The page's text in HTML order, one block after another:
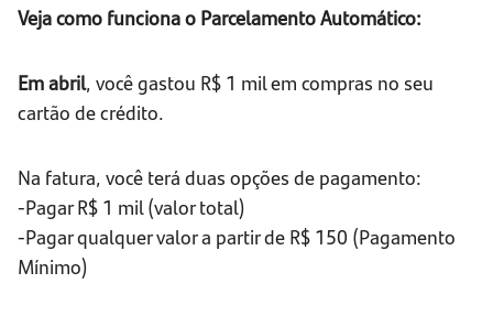
Veja como funciona o Parcelamento Automático:
Em abril, você gastou R$ 1 mil em compras no seu
cartão de crédito.
Na fatura, você terá duas opções de pagamento:
-Pagar R$ 1 mil (valor total)
-Pagar qualquer valor a partir de R$ 150 (Pagamento
Mínimo)